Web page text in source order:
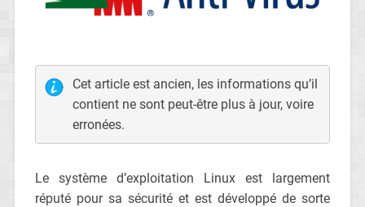
Cet article est ancien, les informations qu’il
contient ne sont peut-être plus à jour, voire
erronées.
Le système d’exploitation Linux est largement
réputé pour sa sécurité et est développé de sorte